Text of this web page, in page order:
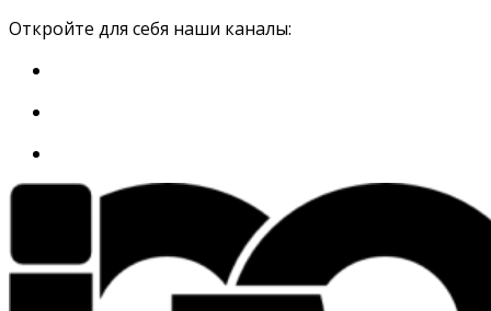
Откройте для себя наши каналы: